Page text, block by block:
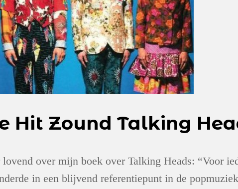
Hit Zound Talking
over mijn boek over Talking Heads: “Voor
in een blijvend referentiepunt in de